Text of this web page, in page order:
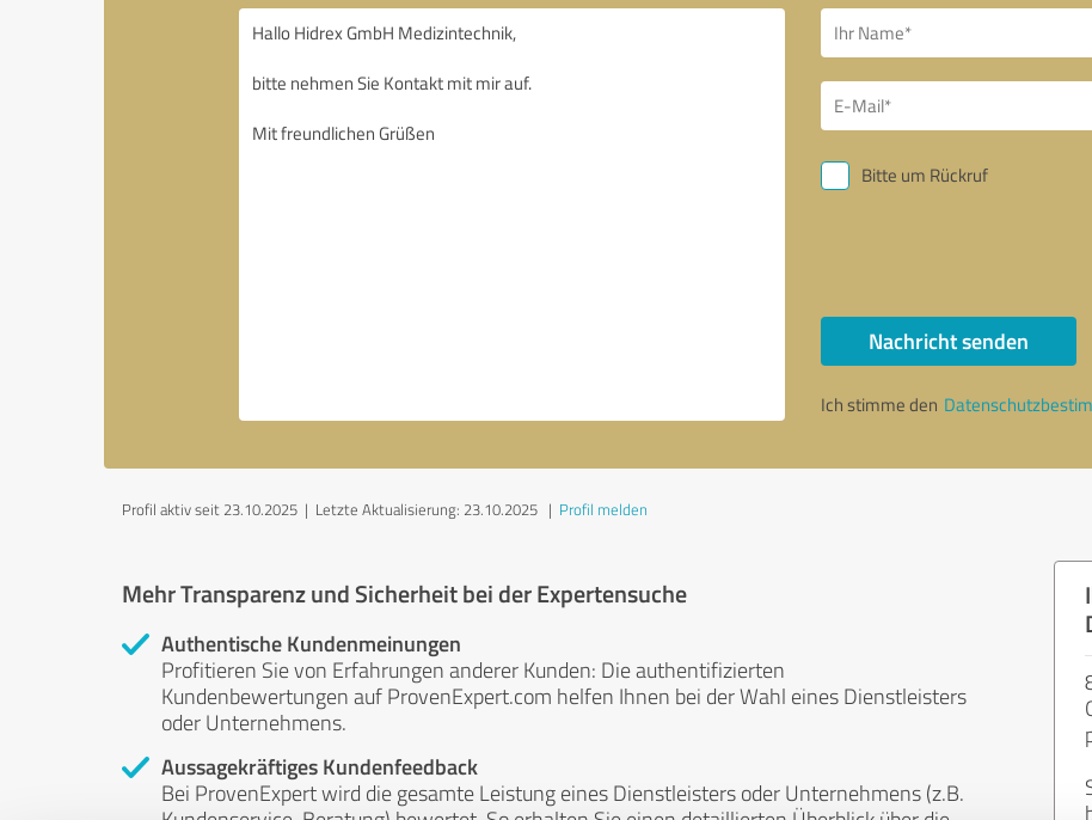
Bitte um Rückruf
Nachricht senden
Ich stimme den
Profil aktiv seit 23.10.2025 | Letzte Aktualisierung: 23.10.2025 | Profil melden
Mehr Transparenz und Sicherheit bei der Expertensuche
Authentische Kundenmeinungen
Profitieren Sie von Erfahrungen anderer Kunden: Die authentifizierten
Kundenbewertungen auf ProvenExpert.com helfen Ihnen bei der Wahl eines Dienstleisters
oder Unternehmens.
Aussagekräftiges Kundenfeedback
Bei ProvenExpert wird die gesamte Leistung eines Dienstleisters oder Unternehmens (z.B.